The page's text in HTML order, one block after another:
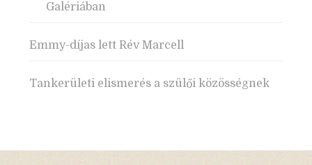
Galériában
Emmy-díjas lett Rév Marcell
Tankerületi elismerés a szülői közösségnek